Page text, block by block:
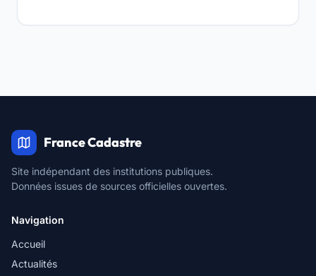
France Cadastre
Site indépendant des institutions publiques.
Données issues de sources officielles ouvertes.
Navigation
Accueil
Actualités